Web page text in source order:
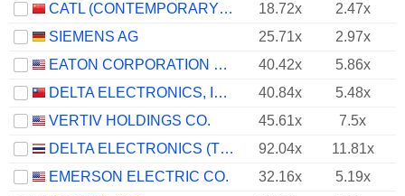
CATL (CONTEMPORARY AMPEREX TECHNOLOGY)
18.72x
2.47x
SIEMENS AG
25.71x 2.97x
EATON CORPORATION PLC
40.42x 5.86x
DELTA ELECTRONICS, INC.
40.84x
5.48x
VERTIV HOLDINGS CO.
45.61x 7.5x
DELTA ELECTRONICS (THAILAND)
92.04x 11.81x
EMERSON ELECTRIC CO.
32.16x 5.19x